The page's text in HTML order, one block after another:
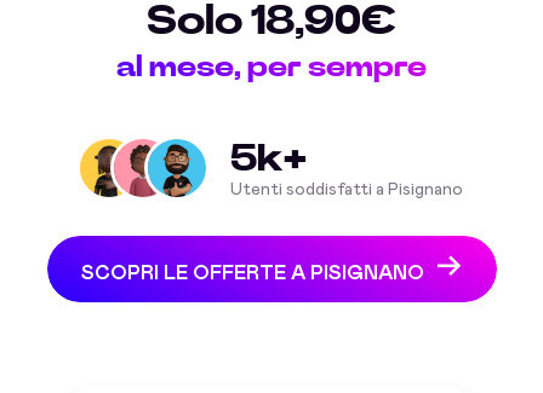
Solo 18,90€
al mese, per sempre
5k+
Utenti soddisfatti a Pisignano
SCOPRI LE OFFERTE A PISIGNANO